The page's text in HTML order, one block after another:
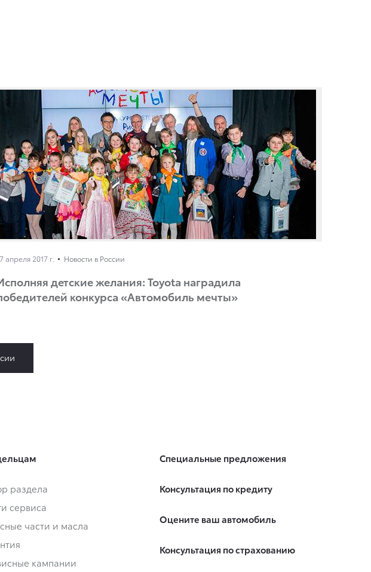
апреля 2017 г. Новости в России
детские желания: Toyota наградила
конкурса «Автомобиль мечты»
раздела
сервиса
части и масла
кампании
Специальные предложения
Консультация по кредиту
Оцените ваш автомобиль
Консультация по страхованию